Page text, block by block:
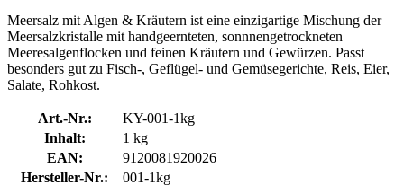
Meersalz mit Algen & Kräutern ist eine einzigartige Mischung der
Meersalzkristalle mit handgeernteten, sonnnengetrockneten
Meeresalgenflocken und feinen Kräutern und Gewürzen. Passt
besonders gut zu Fisch-, Geflügel- und Gemüsegerichte, Reis, Eier,
Salate, Rohkost.
Art.-Nr.:
KY-001-1kg
Inhalt:
1 kg
EAN:
9120081920026
Hersteller-Nr.:
001-1kg